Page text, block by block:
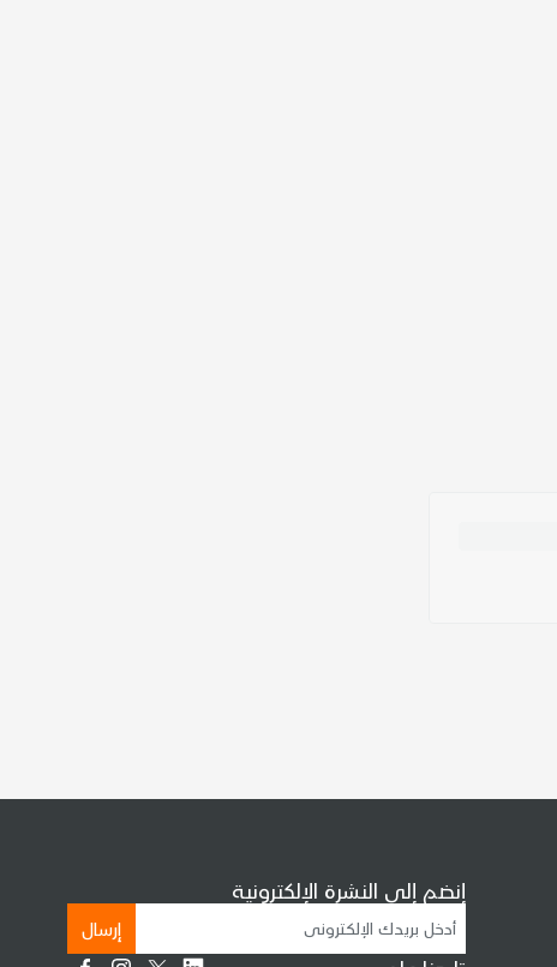
إنضم إلى النشرة الإلكترونية
إرسال